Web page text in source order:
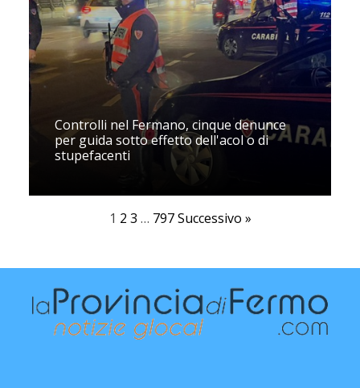
Controlli nel Fermano, cinque denunce
per guida sotto effetto dell'acol o di
stupefacenti
1 2 3 … 797 Successivo »